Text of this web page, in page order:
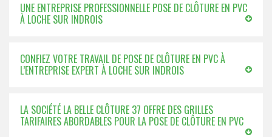
UNE ENTREPRISE PROFESSIONNELLE POSE DE CLÔTURE EN PVC
À LOCHE SUR INDROIS
CONFIEZ VOTRE TRAVAIL DE POSE DE CLÔTURE EN PVC À
L’ENTREPRISE EXPERT À LOCHE SUR INDROIS
LA SOCIÉTÉ LA BELLE CLÔTURE 37 OFFRE DES GRILLES
TARIFAIRES ABORDABLES POUR LA POSE DE CLÔTURE EN PVC